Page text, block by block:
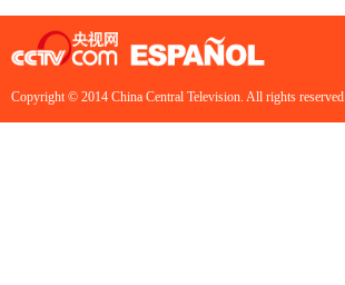
Copyright © 2014 China Central Television. All rights reserved.